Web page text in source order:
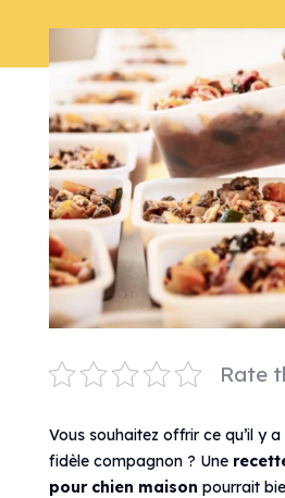
Rate
Vous souhaitez offrir ce qu’il y
fidèle compagnon ? Une
pour chien maison pourrait